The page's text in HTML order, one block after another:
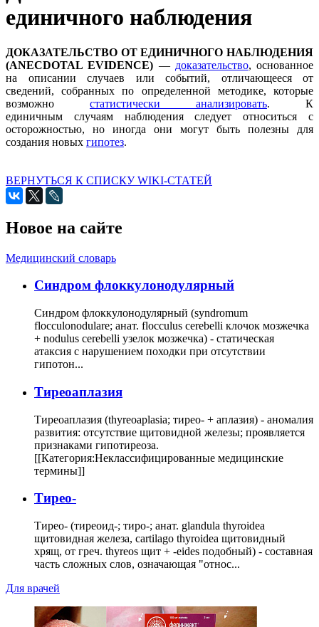
единичного наблюдения
ДОКАЗАТЕЛЬСТВО ОТ ЕДИНИЧНОГО НАБЛЮДЕНИЯ
(ANECDOTAL EVIDENCE) — доказательство, основанное
на описании случаев или событий, отличающееся от
сведений, собранных по определенной методике, которые
возможно статистически анализировать. К
единичным случаям наблюдения следует относиться с
осторожностью, но иногда они могут быть полезны для
создания новых гипотез.
ВЕРНУТЬСЯ К СПИСКУ WIKI-СТАТЕЙ
Новое на сайте
Медицинский словарь
Cиндром флоккулонодулярный
Синдром флоккулонодулярный (syndromum
flocculonodulare; анат. flocculus cerebelli клочок мозжечка
+ nodulus cerebelli узелок мозжечка) - статическая
атаксия с нарушением походки при отсутствии
гипотон...
Тиреоаплазия
Тиреоаплазия (thyreoaplasia; тирео- + аплазия) - аномалия
развития: отсутствие щитовидной железы; проявляется
признаками гипотиреоза.
[[Категория:Неклассифицированные медицинские
термины]]
Тирео-
Тирео- (тиреоид-; тиро-; анат. glandula thyroidea
щитовидная железа, cartilago thyroidea щитовидный
хрящ, от греч. thyreos щит + -eides подобный) - составная
часть сложных слов, означающая "относ...
Для врачей